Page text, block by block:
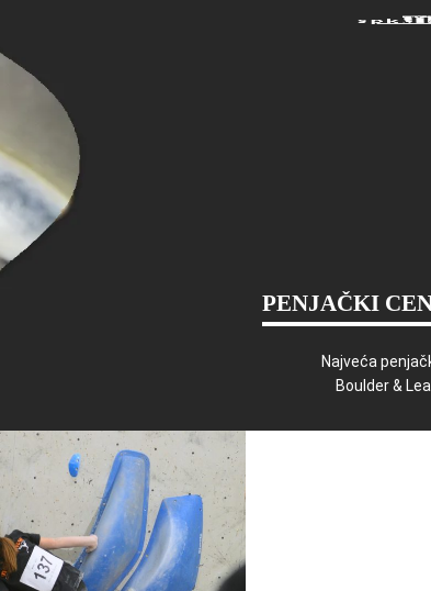
PENJAČKI
Najveća
Boulder &